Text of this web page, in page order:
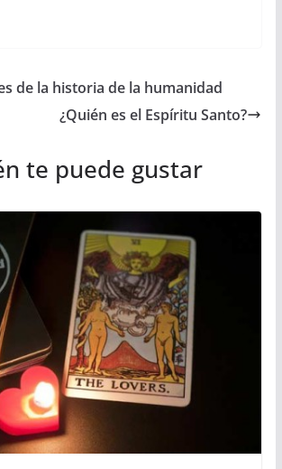
de la historia de la humanidad
¿Quién es el Espíritu Santo?
te puede gustar